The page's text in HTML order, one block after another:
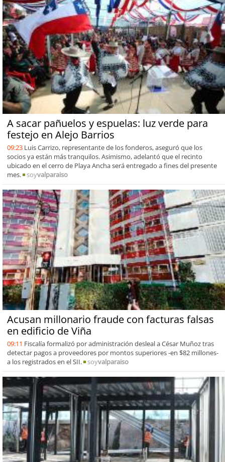
A sacar pañuelos y espuelas: luz verde para
festejo en Alejo Barrios
09:23 Luis Carrizo, representante de los fonderos, aseguró que los
socios ya están más tranquilos. Asimismo, adelantó que el recinto
ubicado en el cerro de Playa Ancha será entregado a fines del presente
mes.
soyvalparaiso
Acusan millonario fraude con facturas falsas
en edificio de Viña
09:11 Fiscalía formalizó por administración desleal a César Muñoz tras
detectar pagos a proveedores por montos superiores -en $82 millones-
a los registrados en el SII.
soyvalparaiso